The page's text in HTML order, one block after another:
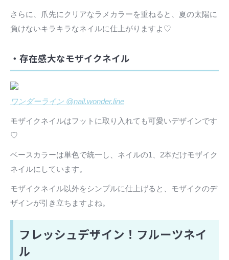
さらに、爪先にクリアなラメカラーを重ねると、夏の太陽に
負けないキラキラなネイルに仕上がりますよ♡
・存在感大なモザイクネイル
ワンダーライン @nail.wonder.line
モザイクネイルはフットに取り入れても可愛いデザインです
♡
ベースカラーは単色で統一し、ネイルの1、2本だけモザイク
ネイルにしています。
モザイクネイル以外をシンプルに仕上げると、モザイクのデ
ザインが引き立ちますよね。
フレッシュデザイン！フルーツネイ
ル